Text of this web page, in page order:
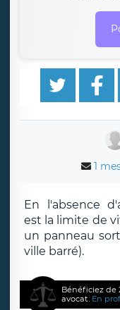
1
En l'absence
est la limite de
un panneau
ville barré).
Bénéficiez de
avocat. En